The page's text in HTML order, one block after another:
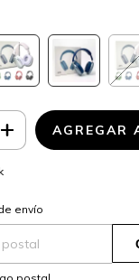
el CP:
envío